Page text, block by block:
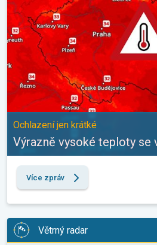
Ochlazení jen krátké
Výrazně vysoké teploty se
Více zpráv
Větrný radar